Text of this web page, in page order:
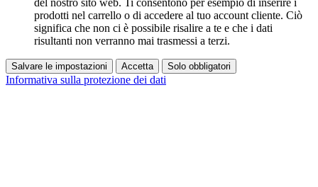
del nostro sito web. Ti consentono per esempio di inserire i
prodotti nel carrello o di accedere al tuo account cliente. Ciò
significa che non ci è possibile risalire a te e che i dati
risultanti non verranno mai trasmessi a terzi.
Salvare le impostazioni Accetta Solo obbligatori
Informativa sulla protezione dei dati